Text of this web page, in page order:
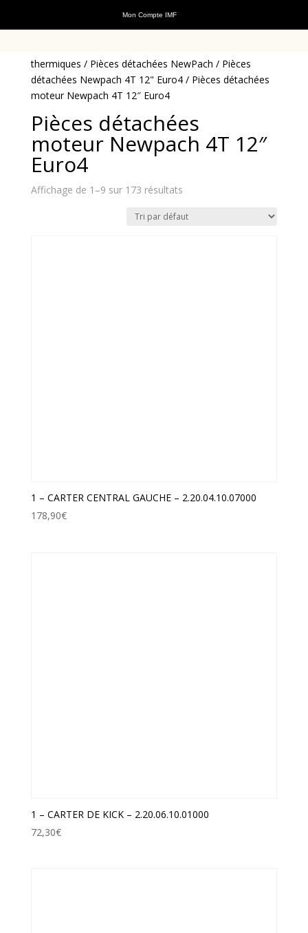
Mon Compte IMF
thermiques / Pièces détachées NewPach / Pièces
détachées Newpach 4T 12" Euro4/ Pièces détachées
moteur Newpach 4T 12″ Euro4
Pièces détachées
moteur Newpach 4T 12″
Euro4
Affichage de 1–9 sur 173 résultats
1 – CARTER CENTRAL GAUCHE – 2.20.04.10.07000
178,90€
1 – CARTER DE KICK – 2.20.06.10.01000
72,30€